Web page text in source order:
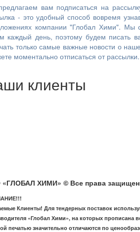
вам подписаться на
- это удобный способ вовремя
компании "Глобал Хими". Мы
каждый день, поэтому будем писать
только самые важные новости о
моментально отписаться от рассылки.
клиенты
ХИМИ» © Все права
Клиенты! Для тендерных поставок
«Глобал Хими», на которых прописана
печатью значительно отличаются по